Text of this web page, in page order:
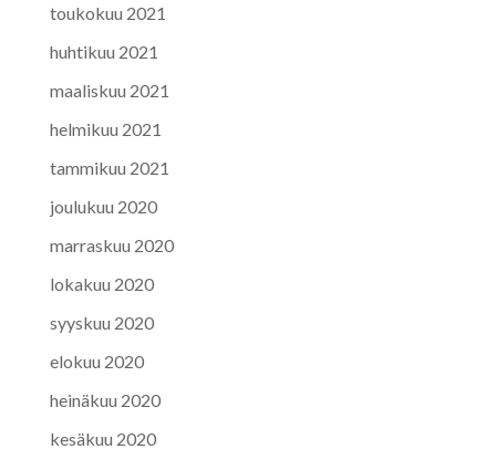
toukokuu 2021
huhtikuu 2021
maaliskuu 2021
helmikuu 2021
tammikuu 2021
joulukuu 2020
marraskuu 2020
lokakuu 2020
syyskuu 2020
elokuu 2020
heinäkuu 2020
kesäkuu 2020